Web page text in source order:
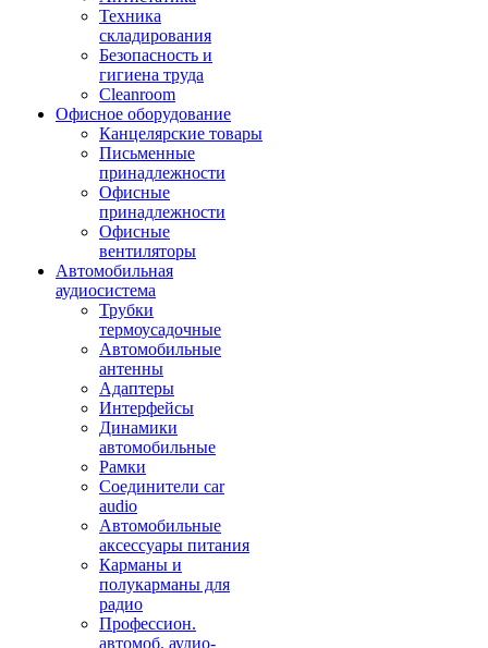
Техника
складирования
Безопасность и
гигиена труда
Cleanroom
Офисное оборудование
Канцелярские товары
Письменные
принадлежности
Офисные
принадлежности
Офисные
вентиляторы
Автомобильная
аудиосистема
Трубки
термоусадочные
Автомобильные
антенны
Адаптеры
Интерфейсы
Динамики
автомобильные
Рамки
Соединители car
audio
Автомобильные
аксессуары питания
Карманы и
полукарманы для
радио
Профессион.
автомоб. аудио-